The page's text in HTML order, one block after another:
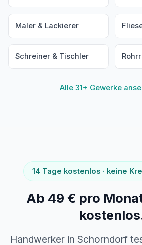
Maler & Lackierer
Schreiner & Tischler
Alle 31+ Gewerke
14 Tage kostenlos · keine
Ab 49 € pro
Handwerker in Schorndorf